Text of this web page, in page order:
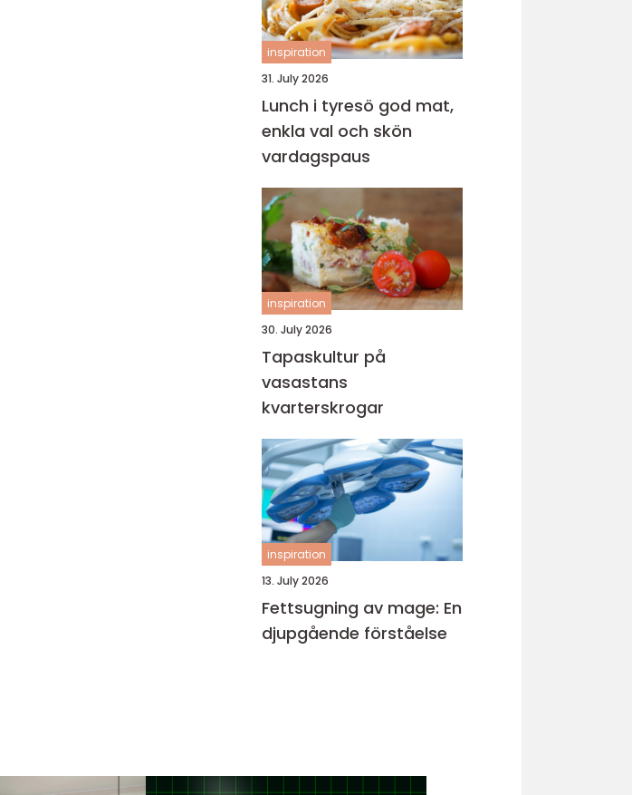
inspiration
31. July 2026
Lunch i tyresö god mat,
enkla val och skön
vardagspaus
inspiration
30. July 2026
Tapaskultur på
vasastans
kvarterskrogar
inspiration
13. July 2026
Fettsugning av mage: En
djupgående förståelse